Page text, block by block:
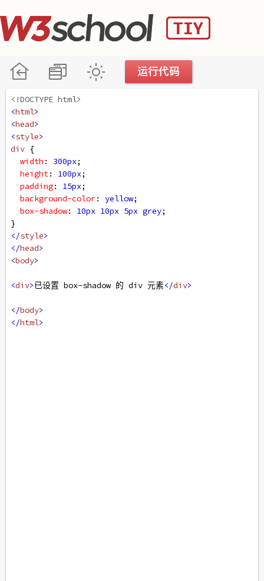
<!DOCTYPE html>
<html>
<head>
<style>
div {
width : 300px;
height: 100px;
padding: 15px;
background-color: yellow;
box-shadow: 10px 10px 5px grey;
}
</style>
</head>
<body>
<div>已设置 box-shadow 的 div 元素</div>
</body>
</html>